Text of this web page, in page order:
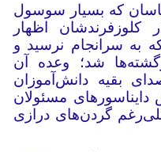
که بسیار سوسول
اظهار
به سرانجام نرسید و
شد؛ وعده آن
بقیه دانش‌آموزان
مسئولان
گردن‌های درازی